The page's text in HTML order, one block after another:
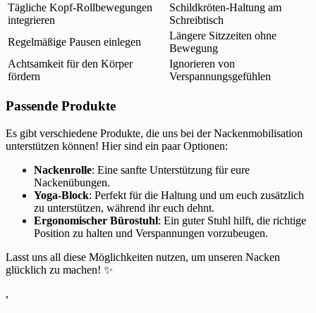
Tägliche Kopf-Rollbewegungen
integrieren
Schildkröten-Haltung am
Schreibtisch
Regelmäßige Pausen einlegen
Längere Sitzzeiten ohne
Bewegung
Achtsamkeit für den Körper
fördern
Ignorieren von
Verspannungsgefühlen
Passende Produkte
Es gibt verschiedene Produkte, die uns bei der Nackenmobilisation
unterstützen können! Hier sind ein paar Optionen:
Nackenrolle: Eine sanfte Unterstützung für eure
Nackenübungen.
Yoga-Block: Perfekt für die Haltung und um euch zusätzlich
zu unterstützen, während ihr euch dehnt.
Ergonomischer Bürostuhl: Ein guter Stuhl hilft, die richtige
Position zu halten und Verspannungen vorzubeugen.
Lasst uns all diese Möglichkeiten nutzen, um unseren Nacken
glücklich zu machen! ✨
,